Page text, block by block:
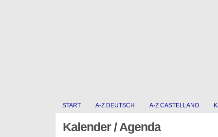
START A-Z DEUTSCH A-Z CASTELLANO
Kalender / Agenda